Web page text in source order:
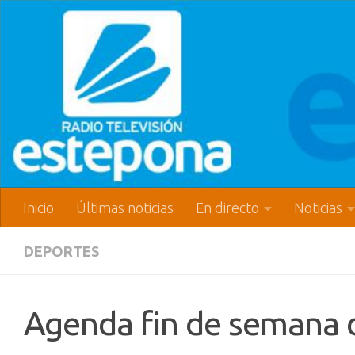
Inicio Últimas noticias En directo Noticias
DEPORTES
Agenda fin de